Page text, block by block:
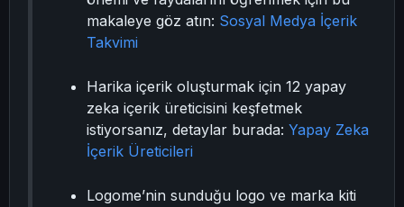
makaleye göz atın: Sosyal Medya İçerik
Takvimi
Harika içerik oluşturmak için 12 yapay
zeka içerik üreticisini keşfetmek
istiyorsanız, detaylar burada: Yapay Zeka
İçerik Üreticileri
Logome’nin sunduğu logo ve marka kiti